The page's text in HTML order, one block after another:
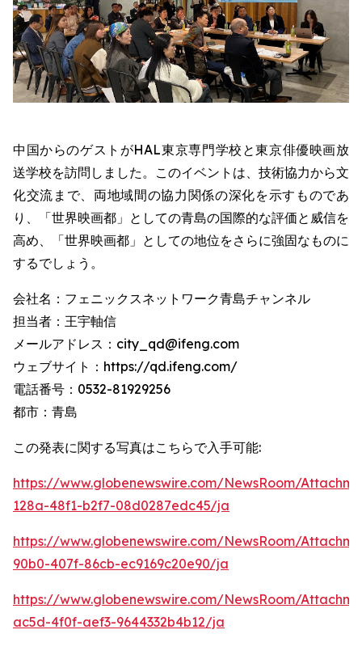
中国からのゲストがHAL東京専門学校と東京俳優映画放
送学校を訪問しました。このイベントは、技術協力から文
化交流まで、両地域間の協力関係の深化を示すものであ
り、「世界映画都」としての青島の国際的な評価と威信を
高め、「世界映画都」としての地位をさらに強固なものに
するでしょう。
会社名：フェニックスネットワーク青島チャンネル
担当者：王宇軸信
メールアドレス：city_qd@ifeng.com
ウェブサイト：https://qd.ifeng.com/
電話番号：0532-81929256
都市：青島
この発表に関する写真はこちらで入手可能:
https://www.globenewswire.com/NewsRoom/
128a-48f1-b2f7-08d0287edc45/ja
https://www.globenewswire.com/NewsRoom/
90b0-407f-86cb-ec9169c20e90/ja
https://www.globenewswire.com/NewsRoom/
ac5d-4f0f-aef3-9644332b4b12/ja